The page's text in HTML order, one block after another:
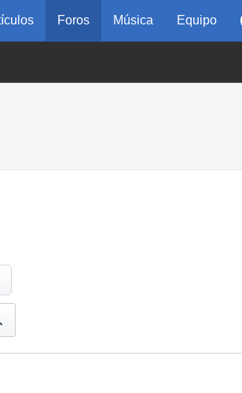
Foros Música Equipo